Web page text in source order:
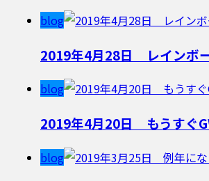
blog
2019年4月28日 レインボ
blog
2019年4月20日 もうすぐ
blog